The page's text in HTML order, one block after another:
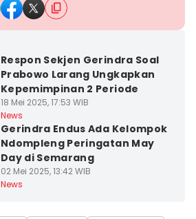
Respon Sekjen Gerindra Soal
Prabowo Larang Ungkapkan
Kepemimpinan 2 Periode
18 Mei 2025, 17:53 WIB
News
Gerindra Endus Ada Kelompok
Ndompleng Peringatan May
Day di Semarang
02 Mei 2025, 13:42 WIB
News